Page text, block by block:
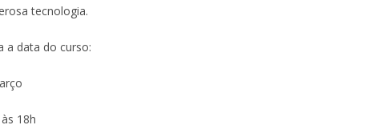
tecnologia.
a data do curso:
18h